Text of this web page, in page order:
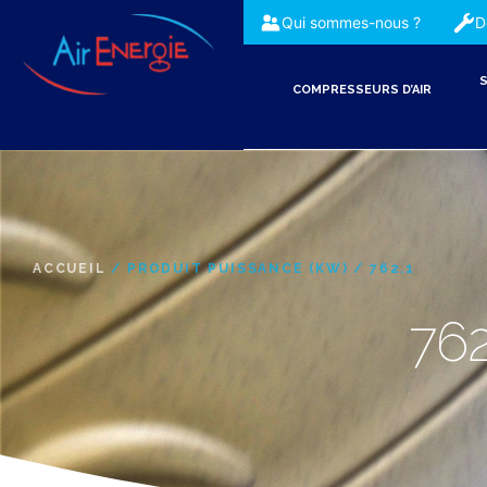
Qui sommes-nous ?
COMPRESSEURS D’AIR
ACCUEIL / PRODUIT PUISSANCE (KW) / 762.1